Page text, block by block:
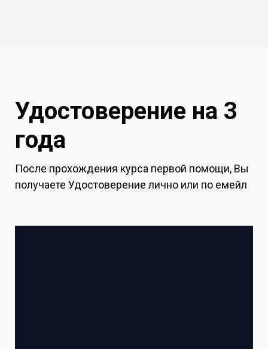
Удостоверение на 3
года
После прохождения курса первой помощи, Вы
получаете Удостоверение лично или по емейл